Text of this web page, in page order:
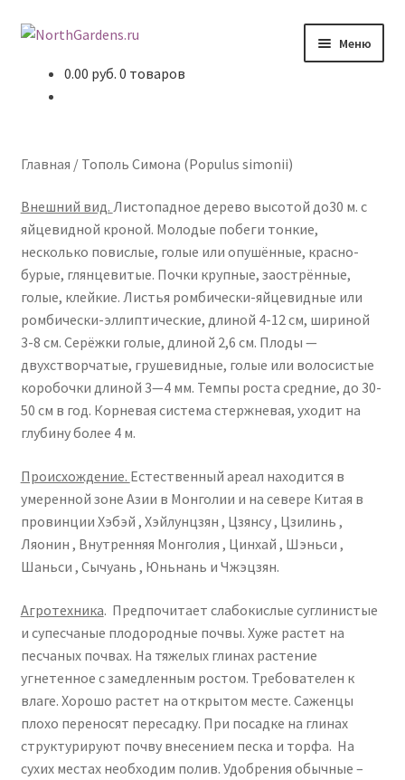
Перейти к навигации
Перейти к содержимому Меню
Пейзажи
Дендрарии
Наши растения
О сайте
Контакты
Мой аккаунт
Политика конфиденциальности
0.00 руб. 0 товаров
Главная / Тополь Симона (Populus simonii)
Внешний вид. Листопадное дерево высотой до30 м. с
яйцевидной кроной. Молодые побеги тонкие,
несколько повислые, голые или опушённые, красно-
бурые, глянцевитые. Почки крупные, заострённые,
голые, клейкие. Листья ромбически-яйцевидные или
ромбически-эллиптические, длиной 4-12 см, шириной
3-8 см. Серёжки голые, длиной 2,6 см. Плоды —
двухстворчатые, грушевидные, голые или волосистые
коробочки длиной 3—4 мм. Темпы роста средние, до 30-
50 см в год. Корневая система стержневая, уходит на
глубину более 4 м.
Происхождение. Естественный ареал находится в
умеренной зоне Азии в Монголии и на севере Китая в
провинции Хэбэй , Хэйлунцзян , Цзянсу , Цзилинь ,
Ляонин , Внутренняя Монголия , Цинхай , Шэньси ,
Шаньси , Сычуань , Юньнань и Чжэцзян.
Агротехника. Предпочитает слабокислые суглинистые
и супесчаные плодородные почвы. Хуже растет на
песчаных почвах. На тяжелых глинах растение
угнетенное с замедленным ростом. Требователен к
влаге. Хорошо растет на открытом месте. Саженцы
плохо переносят пересадку. При посадке на глинах
структурируют почву внесением песка и торфа. На
сухих местах необходим полив. Удобрения обычные –